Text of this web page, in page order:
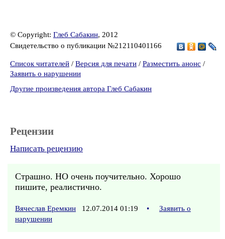
© Copyright: Глеб Сабакин, 2012
Свидетельство о публикации №212110401166
Список читателей / Версия для печати / Разместить анонс /
Заявить о нарушении
Другие произведения автора Глеб Сабакин
Рецензии
Написать рецензию
Страшно. НО очень поучительно. Хорошо
пишите, реалистично.
Вячеслав Еремкин 12.07.2014 01:19 •
Заявить о
нарушении